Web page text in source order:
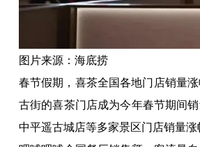
图片来源：海底捞
春节假期，喜茶全国各地门店销量
古街的喜茶门店成为今年春节期间
中平遥古城店等多家景区门店销量